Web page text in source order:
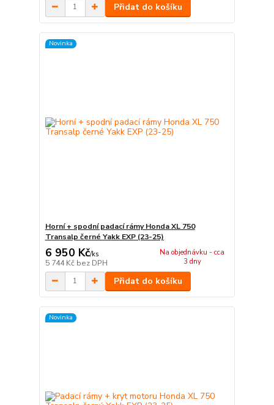
Přidat do košíku
Novinka
Horní + spodní padací rámy Honda XL 750
Transalp černé Yakk EXP (23-25)
6 950 Kč/ks
5 744 Kč bez DPH
Na objednávku - cca
3 dny
Přidat do košíku
Novinka